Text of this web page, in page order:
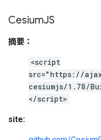
CesiumJS
摘要：
<script
src="https://
cesiumjs/1.78/
</script>
site: